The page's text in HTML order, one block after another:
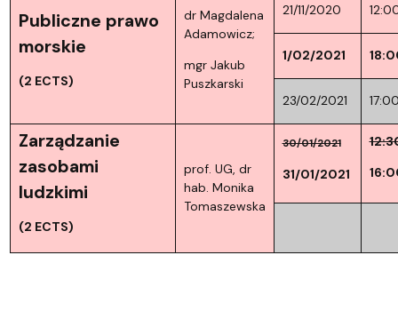
Publiczne prawo
morskie
(2 ECTS)
dr Magdalena
Adamowicz;
mgr Jakub
Puszkarski
21/11/2020
1/02/2021
23/02/2021
Zarządzanie
zasobami
ludzkimi
(2 ECTS)
prof. UG, dr
hab. Monika
Tomaszewska
30/01/2021
31/01/2021